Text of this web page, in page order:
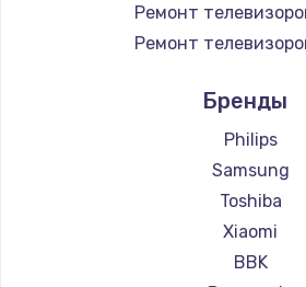
Замена шим-
Заказать
Настройка Wi-Fi
1030 руб.
Заказать
Ремонт
Ремонт
Ремонт телевизоров
Ремонт телевизоров
Ремонт
Ремонт телевизоров
Ремонт телевизоров
Ремонт
Бренды
Philips
Samsung
Toshiba
Xiaomi
BBK